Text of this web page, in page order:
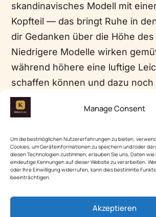
Manage Consent
Um die bestmöglichen Nutzererfahrungen zu bieten,
Cookies, um Geräteinformationen zu speichern und/oder
diesen Technologien zustimmen, erlauben Sie uns, Daten
eindeutige Kennungen auf dieser Website zu verarbeiten.
oder Ihre Einwilligung widerrufen, kann dies bestimmte
beeinträchtigen.
Akzeptieren
skandinavisches Modell mit
Kopfteil — das bringt Ruhe in
dir Gedanken über die Höhe des
Niedrigere Modelle wirken
während höhere eine luftige
schaffen können und dazu noch
bieten. Plötzlich wird das
perfekten Rückzugsort für
05| Nachttische mit
integrieren